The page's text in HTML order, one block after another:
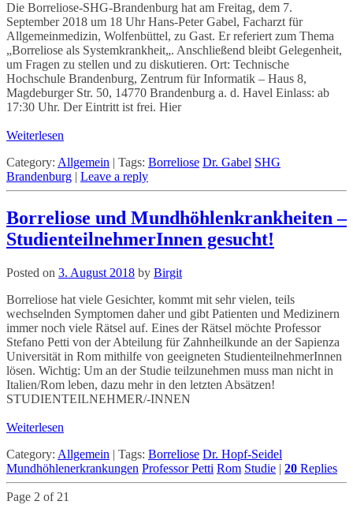
Die Borreliose-SHG-Brandenburg hat am Freitag, dem 7.
September 2018 um 18 Uhr Hans-Peter Gabel, Facharzt für
Allgemeinmedizin, Wolfenbüttel, zu Gast. Er referiert zum Thema
„Borreliose als Systemkrankheit„. Anschließend bleibt Gelegenheit,
um Fragen zu stellen und zu diskutieren. Ort: Technische
Hochschule Brandenburg, Zentrum für Informatik – Haus 8,
Magdeburger Str. 50, 14770 Brandenburg a. d. Havel Einlass: ab
17:30 Uhr. Der Eintritt ist frei. Hier
Weiterlesen
Category: Allgemein | Tags: Borreliose Dr. Gabel SHG
Brandenburg | Leave a reply
Borreliose und Mundhöhlenkrankheiten –
StudienteilnehmerInnen gesucht!
Posted on 3. August 2018 by Birgit
Borreliose hat viele Gesichter, kommt mit sehr vielen, teils
wechselnden Symptomen daher und gibt Patienten und Medizinern
immer noch viele Rätsel auf. Eines der Rätsel möchte Professor
Stefano Petti von der Abteilung für Zahnheilkunde an der Sapienza
Universität in Rom mithilfe von geeigneten StudienteilnehmerInnen
lösen. Wichtig: Um an der Studie teilzunehmen muss man nicht in
Italien/Rom leben, dazu mehr in den letzten Absätzen!
STUDIENTEILNEHMER/-INNEN
Weiterlesen
Category: Allgemein | Tags: Borreliose Dr. Hopf-Seidel
Mundhöhlenerkrankungen Professor Petti Rom Studie | 20 Replies
Page 2 of 21